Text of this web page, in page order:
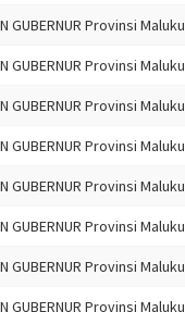
GUBERNUR Provinsi Maluku
GUBERNUR Provinsi Maluku
GUBERNUR Provinsi Maluku
GUBERNUR Provinsi Maluku
GUBERNUR Provinsi Maluku
GUBERNUR Provinsi Maluku
GUBERNUR Provinsi Maluku
GUBERNUR Provinsi Maluku